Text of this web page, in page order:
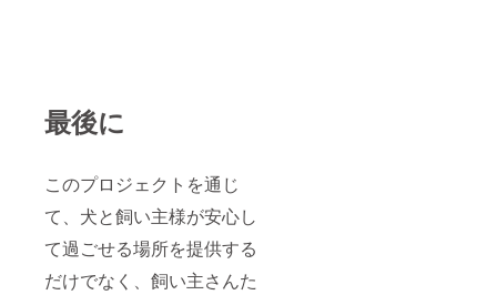
最後に
このプロジェクトを通じ
て、犬と飼い主様が安心し
て過ごせる場所を提供する
だけでなく、飼い主さんた